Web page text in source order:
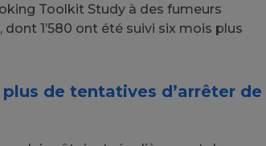
Toolkit Study à des fumeurs
1’580 ont été suivi six mois plus
de tentatives d’arrêter de